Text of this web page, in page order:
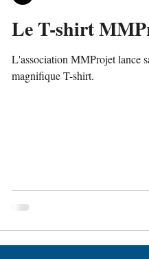
Le T-shirt
L'association MMProjet lance
magnifique T-shirt.